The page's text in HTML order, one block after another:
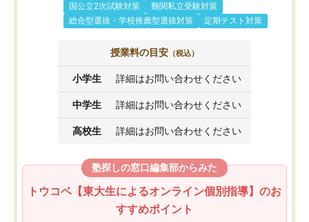
国公立2次試験対策
難関私立受験対策
総合型選抜・学校推薦型選抜対策
定期テスト対策
授業料の目安 （税込）
小学生 詳細はお問い合わせください
中学生 詳細はお問い合わせください
高校生 詳細はお問い合わせください
塾探しの窓口編集部からみた
トウコベ【東大生によるオンライン個別指導】のお
すすめポイント